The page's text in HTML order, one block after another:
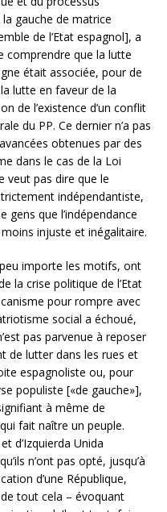
gauche de matrice
de l’Etat espagnol], a
comprendre que la lutte
était associée, pour de
lutte en faveur de la
de l’existence d’un conflit
du PP. Ce dernier n’a pas
obtenues par des
dans le cas de la Loi
veut pas dire que le
indépendantiste,
que l’indépendance
moins injuste et inégalitaire.
importe les motifs, ont
la crise politique de l’Etat
pour rompre avec
social a échoué,
pas parvenue à reposer
de lutter dans les rues et
espagnoliste ou, pour
populiste [«de gauche»],
à même de
fait naître un peuple.
d’Izquierda Unida
n’ont pas opté, jusqu’à
d’une République,
tout cela – évoquant